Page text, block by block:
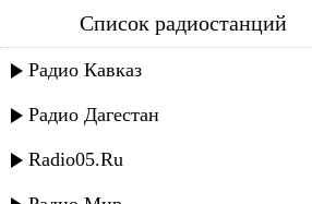
талих - дружбан
Список радиостанций
Радио Кавказ
Радио Дагестан
Radio05.Ru